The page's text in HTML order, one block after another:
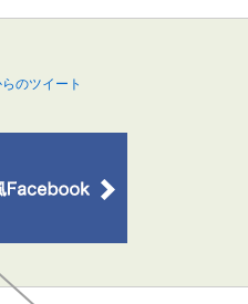
のツイート